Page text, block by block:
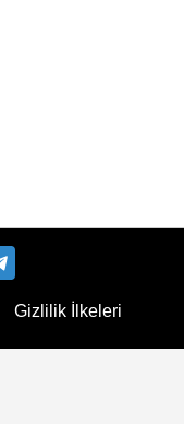
Gizlilik İlkeleri